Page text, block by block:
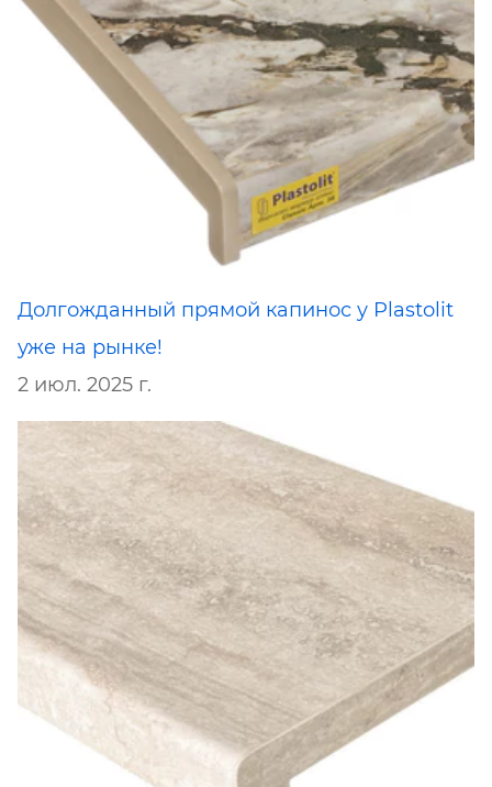
Долгожданный прямой капинос у Plastolit
уже на рынке!
2 июл. 2025 г.